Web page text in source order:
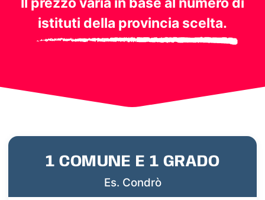
istituti della provincia scelta.
1 COMUNE E 1 GRADO
Es. Condrò